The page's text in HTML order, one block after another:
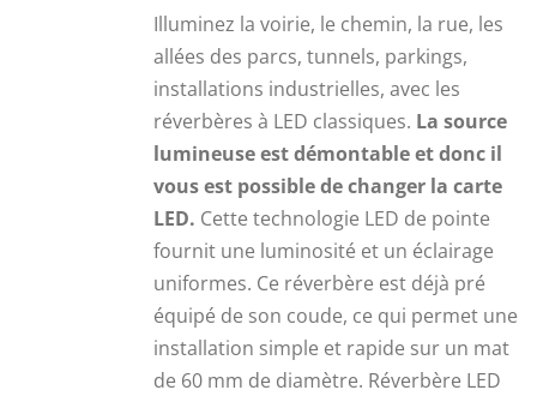
initial
était :
69,15 €.
actuel
est :
55,00 €.
Illuminez la voirie, le chemin, la rue, les
allées des parcs, tunnels, parkings,
installations industrielles, avec les
réverbères à LED classiques. La source
lumineuse est démontable et donc il
vous est possible de changer la carte
LED. Cette technologie LED de pointe
fournit une luminosité et un éclairage
uniformes. Ce réverbère est déjà pré
équipé de son coude, ce qui permet une
installation simple et rapide sur un mat
de 60 mm de diamètre. Réverbère LED